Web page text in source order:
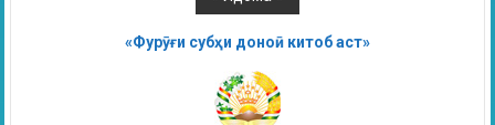
«Фурӯғи субҳи доноӣ китоб аст»